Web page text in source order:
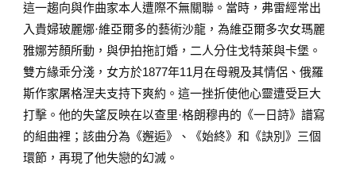
這一趨向與作曲家本人遭際不無關聯。當時，弗雷經常出
入貴婦玻麗娜·維亞爾多的藝術沙龍，為維亞爾多次女瑪麗
雅娜芳顏所動，與伊拍拖訂婚，二人分住戈特萊與卡堡。
雙方緣乖分淺，女方於1877年11月在母親及其情侶、俄羅
斯作家屠格涅夫支持下爽約。這一挫折使他心靈遭受巨大
打擊。他的失望反映在以查里·格朗穆冉的《一日詩》譜寫
的組曲裡；該曲分為《邂逅》、《始終》和《訣別》三個
環節，再現了他失戀的幻滅。